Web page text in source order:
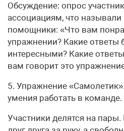
Обсуждение: опрос
ассоциациям, что
помощники: «Что вам
упражнении? Какие
интересными? Какие
вам говорит это
5. Упражнение
умения работать в команде.
Участники делятся на